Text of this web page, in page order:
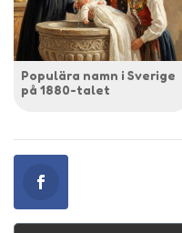
Populära namn i Sverige
på 1880-talet